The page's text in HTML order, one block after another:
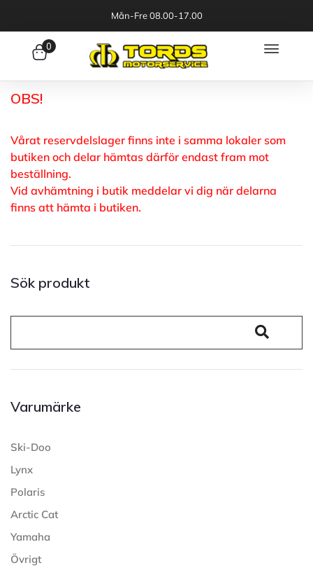
Mån-Fre 08.00-17.00
0
OBS!
Vårat reservdelslager finns inte i samma lokaler som
butiken och delar hämtas därför endast fram mot
beställning.
Vid avhämtning i butik meddelar vi dig när delarna
finns att hämta i butiken.
Sök produkt
Varumärke
Ski-Doo
Lynx
Polaris
Arctic Cat
Yamaha
Övrigt